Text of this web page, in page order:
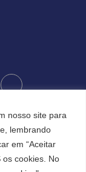
nosso site para
lembrando
em “Aceitar
os cookies. No